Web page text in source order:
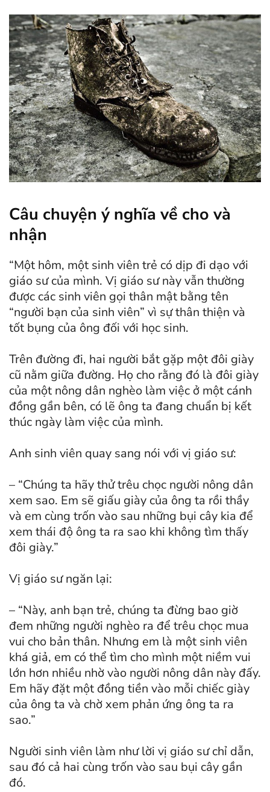
Câu chuyện ý nghĩa về cho và
nhận
“Một hôm, một sinh viên trẻ có dịp đi dạo với
giáo sư của mình. Vị giáo sư này vẫn thường
được các sinh viên gọi thân mật bằng tên
“người bạn của sinh viên” vì sự thân thiện và
tốt bụng của ông đối với học sinh.
Trên đường đi, hai người bắt gặp một đôi giày
cũ nằm giữa đường. Họ cho rằng đó là đôi giày
của một nông dân nghèo làm việc ở một cánh
đồng gần bên, có lẽ ông ta đang chuẩn bị kết
thúc ngày làm việc của mình.
Anh sinh viên quay sang nói với vị giáo sư:
– “Chúng ta hãy thử trêu chọc người nông dân
xem sao. Em sẽ giấu giày của ông ta rồi thầy
và em cùng trốn vào sau những bụi cây kia để
xem thái độ ông ta ra sao khi không tìm thấy
đôi giày.”
Vị giáo sư ngăn lại:
– “Này, anh bạn trẻ, chúng ta đừng bao giờ
đem những người nghèo ra để trêu chọc mua
vui cho bản thân. Nhưng em là một sinh viên
khá giả, em có thể tìm cho mình một niềm vui
lớn hơn nhiều nhờ vào người nông dân này đấy.
Em hãy đặt một đồng tiền vào mỗi chiếc giày
của ông ta và chờ xem phản ứng ông ta ra
sao.”
Người sinh viên làm như lời vị giáo sư chỉ dẫn,
sau đó cả hai cùng trốn vào sau bụi cây gần
đó.